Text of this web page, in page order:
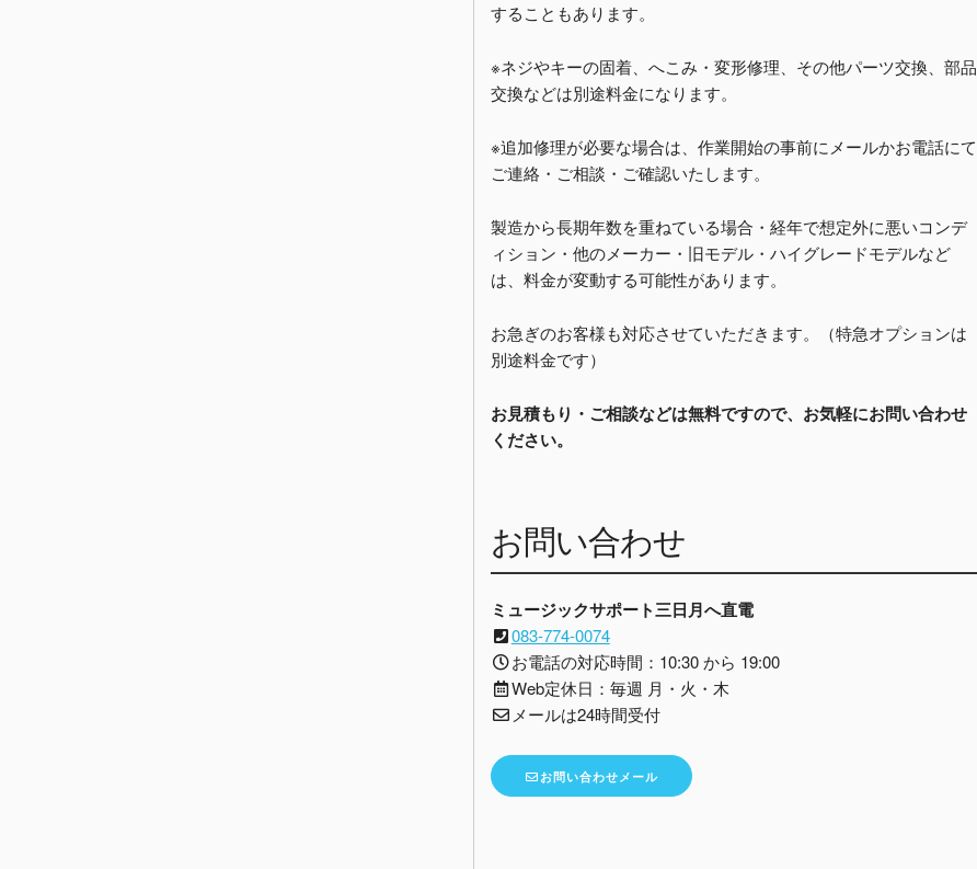
することもあります。
※ネジやキーの固着、へこみ・変形修理、その他パーツ交換、部品
交換などは別途料金になります。
※追加修理が必要な場合は、作業開始の事前にメールかお電話にて
ご連絡・ご相談・ご確認いたします。
製造から長期年数を重ねている場合・経年で想定外に悪いコンデ
ィション・他のメーカー・旧モデル・ハイグレードモデルなど
は、料金が変動する可能性があります。
お急ぎのお客様も対応させていただきます。（特急オプションは
別途料金です）
お見積もり・ご相談などは無料ですので、お気軽にお問い合わせ
ください。
お問い合わせ
ミュージックサポート三日月へ直電
083-774-0074
お電話の対応時間：10:30 から 19:00
Web定休日：毎週 月・火・木
メールは24時間受付
お問い合わせメール